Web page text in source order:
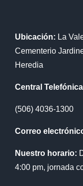
Ubicación: La
Cementerio
Heredia
Central
(506) 4036-1300
Correo
Nuestro horario:
4:00 pm, jornada